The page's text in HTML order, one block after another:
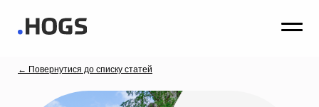
← Повернутися до списку статей